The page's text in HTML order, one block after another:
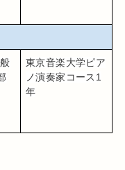
東京音楽大学ピア
ノ演奏家コース1
年